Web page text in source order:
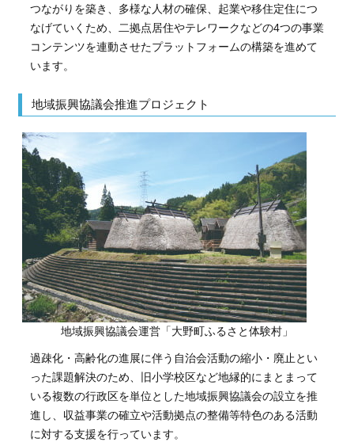
つながりを築き、多様な人材の確保、起業や移住定住につ
なげていくため、二拠点居住やテレワークなどの4つの事業
コンテンツを連動させたプラットフォームの構築を進めて
います。
地域振興協議会推進プロジェクト
地域振興協議会運営「大野町ふるさと体験村」
過疎化・高齢化の進展に伴う自治会活動の縮小・廃止とい
った課題解決のため、旧小学校区など地縁的にまとまって
いる複数の行政区を単位とした地域振興協議会の設立を推
進し、収益事業の確立や活動拠点の整備等特色のある活動
に対する支援を行っています。